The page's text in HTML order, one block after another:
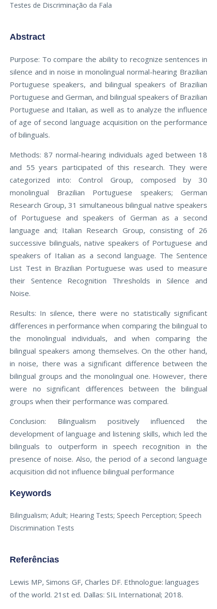
Testes de Discriminação da Fala
Abstract
Purpose: To compare the ability to recognize sentences in
silence and in noise in monolingual normal-hearing Brazilian
Portuguese speakers, and bilingual speakers of Brazilian
Portuguese and German, and bilingual speakers of Brazilian
Portuguese and Italian, as well as to analyze the influence
of age of second language acquisition on the performance
of bilinguals.
Methods: 87 normal-hearing individuals aged between 18
and 55 years participated of this research. They were
categorized into: Control Group, composed by 30
monolingual Brazilian Portuguese speakers; German
Research Group, 31 simultaneous bilingual native speakers
of Portuguese and speakers of German as a second
language and; Italian Research Group, consisting of 26
successive bilinguals, native speakers of Portuguese and
speakers of Italian as a second language. The Sentence
List Test in Brazilian Portuguese was used to measure
their Sentence Recognition Thresholds in Silence and
Noise.
Results: In silence, there were no statistically significant
differences in performance when comparing the bilingual to
the monolingual individuals, and when comparing the
bilingual speakers among themselves. On the other hand,
in noise, there was a significant difference between the
bilingual groups and the monolingual one. However, there
were no significant differences between the bilingual
groups when their performance was compared.
Conclusion: Bilingualism positively influenced the
development of language and listening skills, which led the
bilinguals to outperform in speech recognition in the
presence of noise. Also, the period of a second language
acquisition did not influence bilingual performance
Keywords
Bilingualism; Adult; Hearing Tests; Speech Perception; Speech
Discrimination Tests
Referências
Lewis MP, Simons GF, Charles DF. Ethnologue: languages
of the world. 21st ed. Dallas: SIL International; 2018.